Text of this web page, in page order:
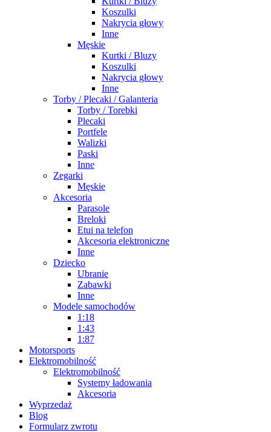
Koszulki
Nakrycia głowy
Inne
Męskie
Kurtki / Bluzy
Koszulki
Nakrycia głowy
Inne
Torby / Plecaki / Galanteria
Torby / Torebki
Plecaki
Portfele
Walizki
Paski
Inne
Zegarki
Męskie
Akcesoria
Parasole
Breloki
Etui na telefon
Akcesoria elektroniczne
Inne
Dziecko
Ubranie
Zabawki
Inne
Modele samochodów
1:18
1:43
1:87
Motorsports
Elektromobilność
Elektromobilność
Systemy ładowania
Akcesoria
Wyprzedaż
Blog
Formularz zwrotu